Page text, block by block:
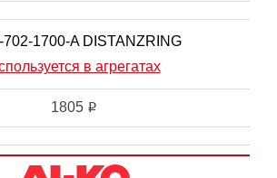
702-1700-A DISTANZRING
в агрегатах
1805 i